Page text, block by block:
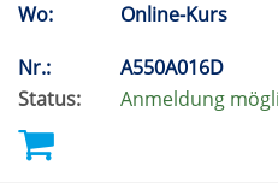
Wo:
Online-Kurs
Nr.:
A550A016D
Status:
Anmeldung